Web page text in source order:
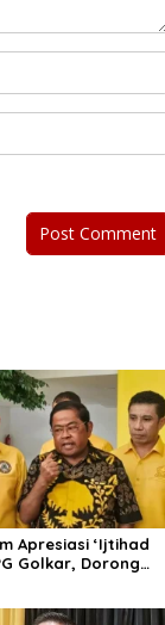
Apresiasi ‘Ijtihad
Golkar, Dorong